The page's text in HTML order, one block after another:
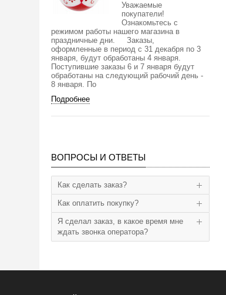
Уважаемые
покупатели!
Ознакомьтесь с
режимом работы нашего магазина в
праздничные дни. Заказы,
оформленные в период с 31 декабря по 3
января, будут обработаны 4 января.
Поступившие заказы 6 и 7 января будут
обработаны на следующий рабочий день -
8 января. По
Подробнее
ВОПРОСЫ И ОТВЕТЫ
Как сделать заказ?
Как оплатить покупку?
Я сделал заказ, в какое время мне
ждать звонка оператора?